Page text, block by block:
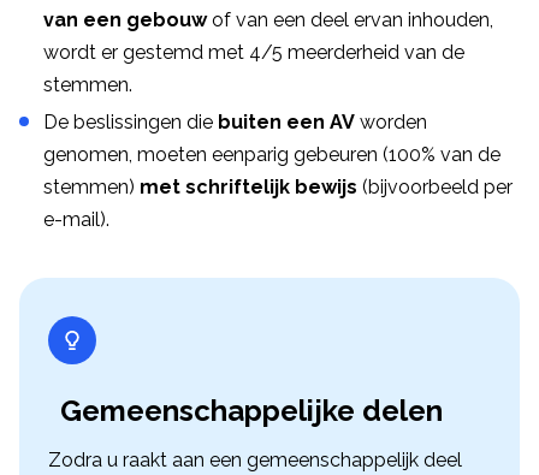
van een gebouwof van een deel ervan inhouden,
wordt er gestemd met 4/5 meerderheid van de
stemmen.
De beslissingen die buiten een AV worden
genomen, moeten eenparig gebeuren (100% van de
stemmen) met schriftelijk bewijs (bijvoorbeeld per
e-mail).
Gemeenschappelijke delen
Zodra u raakt aan een gemeenschappelijk deel